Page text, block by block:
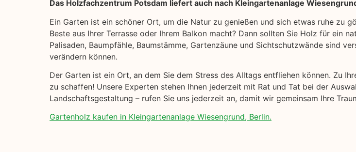
Das Holzfachzentrum Potsdam liefert auch nach Kleingartenanlage
Ein Garten ist ein schöner Ort, um die Natur zu genießen und sich etwas ruhe zu
Beste aus Ihrer Terrasse oder Ihrem Balkon macht? Dann sollten Sie Holz für ein
Palisaden, Baumpfähle, Baumstämme, Gartenzäune und Sichtschutzwände sind
verändern können.
Der Garten ist ein Ort, an dem Sie dem Stress des Alltags entfliehen können. Zu
zu schaffen! Unsere Experten stehen Ihnen jederzeit mit Rat und Tat bei der
Landschaftsgestaltung – rufen Sie uns jederzeit an, damit wir gemeinsam Ihre
Gartenholz kaufen in Kleingartenanlage Wiesengrund, Berlin.